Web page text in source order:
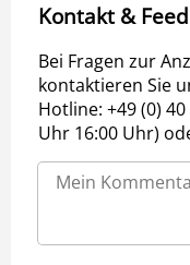
Kontakt &
Bei Fragen zur
kontaktieren Sie
Hotline: +49 (0)
Uhr 16:00 Uhr)